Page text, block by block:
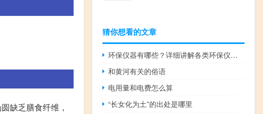
缺乏膳食纤维，
猜你想看的文章
环保仪器有哪些？详细讲解各类环保仪器的使用方法
和黄河有关的俗语
电用量和电费怎么算
“长女化为土”的出处是哪里